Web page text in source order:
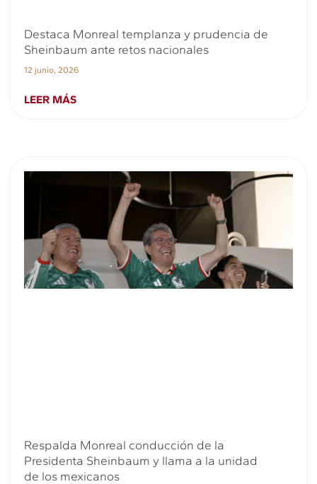
Destaca Monreal templanza y prudencia de
Sheinbaum ante retos nacionales
12 junio, 2026
LEER MÁS
Respalda Monreal conducción de la
Presidenta Sheinbaum y llama a la unidad
de los mexicanos